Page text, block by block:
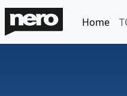
Home